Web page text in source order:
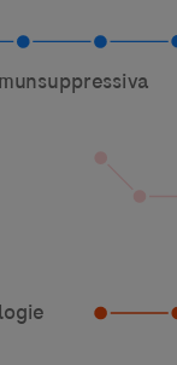
des